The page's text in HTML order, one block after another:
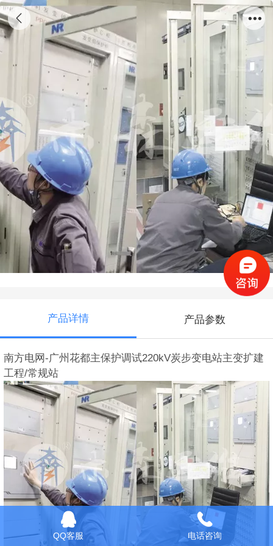
南方电网-广州花都主保护调试
产品详情 产品参数
南方电网-广州花都主保护调试220kV炭步变电站主变扩建
工程/常规站
QQ客服 电话咨询